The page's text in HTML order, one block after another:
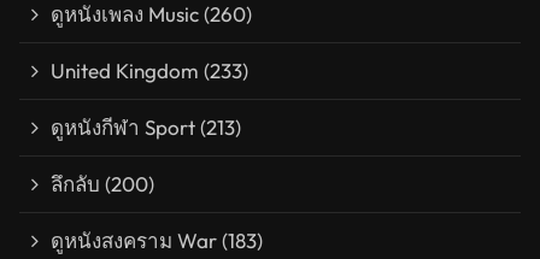
ดูหนังเพลง Music(260)
United Kingdom (233)
ดูหนังกีฬา Sport(213)
ลึกลับ (200)
ดูหนังสงคราม War(183)